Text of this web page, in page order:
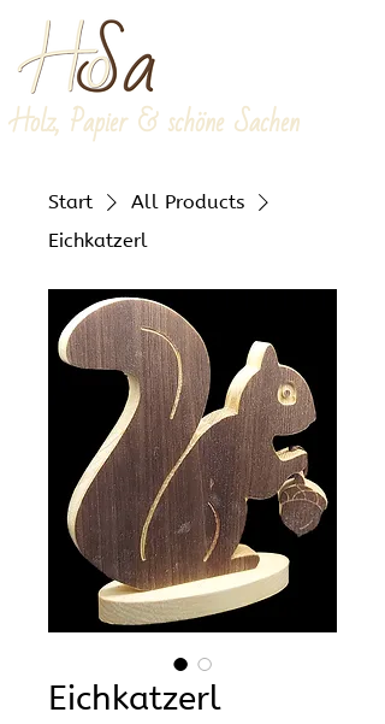
Holz, Papier & schöne Sachen
Start
All Products
Eichkatzerl
Eichkatzerl